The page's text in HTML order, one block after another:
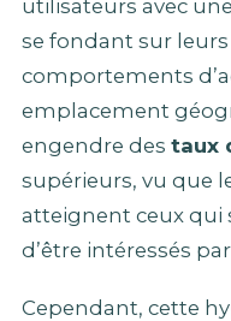
utilisateurs avec
se fondant sur
comportements
emplacement
engendre des taux
supérieurs, vu que
atteignent ceux qui
d’être intéressés par
Cependant, cette